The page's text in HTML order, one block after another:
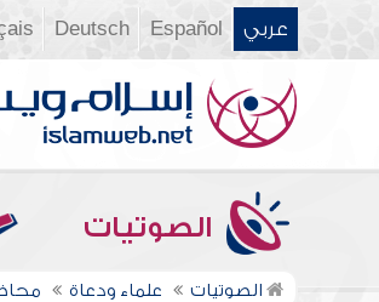
عربي Español
Deutsch
الصوتيات
الصوتيات علماء ودعاة